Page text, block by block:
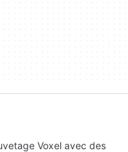
Voxel avec des